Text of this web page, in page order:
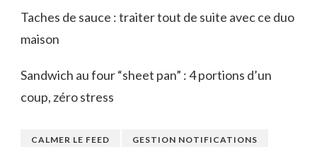
Taches de sauce : traiter tout de suite avec ce duo
maison
Sandwich au four “sheet pan” : 4 portions d’un
coup, zéro stress
CALMER LE FEED GESTION NOTIFICATIONS